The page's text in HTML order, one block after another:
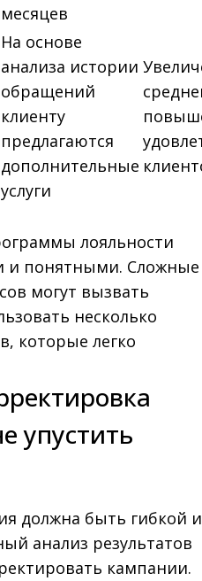
месяцев
На основе
анализа истории
обращений
клиенту
предлагаются
дополнительные
услуги
лояльности
и понятными. Сложные
могут вызвать
несколько
которые легко
упустить
должна быть гибкой и
анализ результатов
кампании.